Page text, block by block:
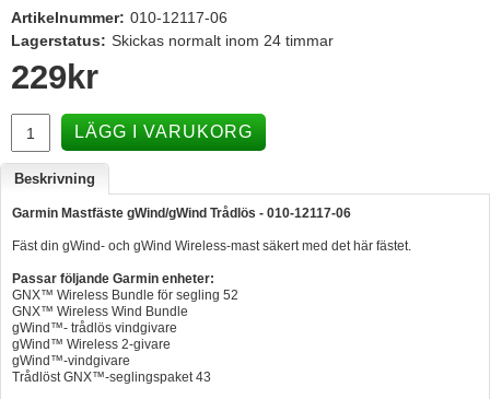
B&G
Båttillbehör
Varta - Batterier
Victron - Batteriladdare
CTEK - Batteriladdare
Webasto - Dieselvärmare
Kamasa Tools - Verktyg
Calix - Packline - Takboxar
Thule - Takboxar
Artikelnummer: 010-12117-06
Lagerstatus: Skickas normalt inom 24 timmar
229 kr
LÄGG I VARUKORG
Beskrivning
Garmin Mastfäste gWind/gWind Trådlös - 010-12117-06
Fäst din gWind- och gWind Wireless-mast säkert med det här fästet.
Passar följande Garmin enheter:
GNX™ Wireless Bundle för segling 52
GNX™ Wireless Wind Bundle
gWind™- trådlös vindgivare
gWind™ Wireless 2-givare
gWind™-vindgivare
Trådlöst GNX™-seglingspaket 43